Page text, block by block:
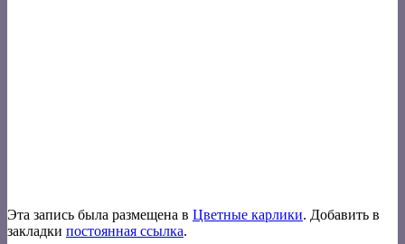
Эта запись была размещена в Цветные карлики. Добавить в
закладки постоянная ссылка.